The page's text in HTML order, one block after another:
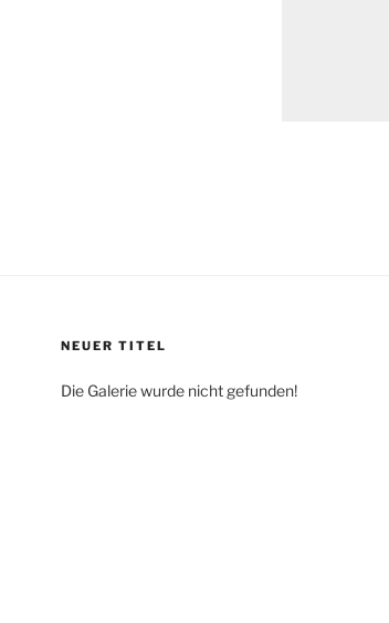
NEUER TITEL
Die Galerie wurde nicht gefunden!